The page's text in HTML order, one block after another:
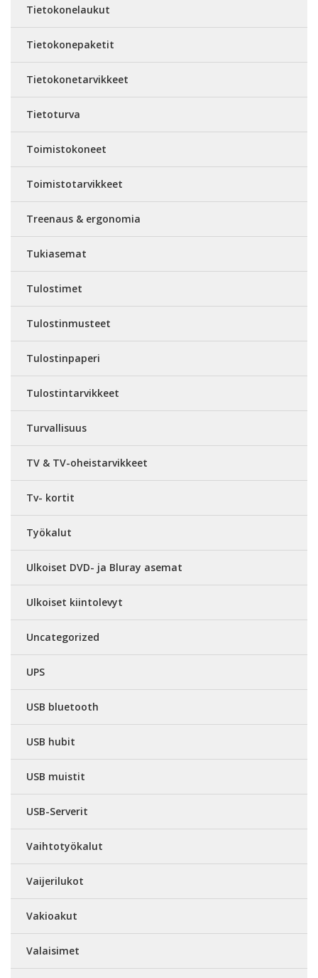
Tietokonelaukut
Tietokonepaketit
Tietokonetarvikkeet
Tietoturva
Toimistokoneet
Toimistotarvikkeet
Treenaus & ergonomia
Tukiasemat
Tulostimet
Tulostinmusteet
Tulostinpaperi
Tulostintarvikkeet
Turvallisuus
TV & TV-oheistarvikkeet
Tv- kortit
Työkalut
Ulkoiset DVD- ja Bluray asemat
Ulkoiset kiintolevyt
Uncategorized
UPS
USB bluetooth
USB hubit
USB muistit
USB-Serverit
Vaihtotyökalut
Vaijerilukot
Vakioakut
Valaisimet